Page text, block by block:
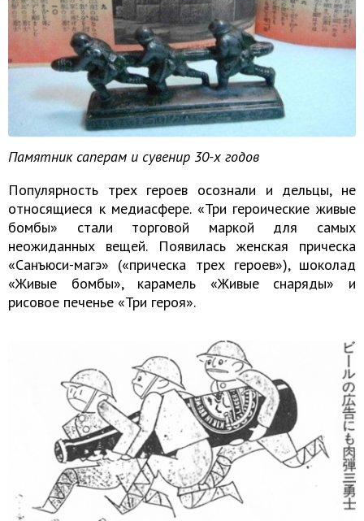
Памятник саперам и сувенир 30-х годов
Популярность трех героев осознали и дельцы, не
относящиеся к медиасфере. «Три героические живые
бомбы» стали торговой маркой для самых
неожиданных вещей. Появилась женская прическа
«Санъюси-магэ» («прическа трех героев»), шоколад
«Живые бомбы», карамель «Живые снаряды» и
рисовое печенье «Три героя».